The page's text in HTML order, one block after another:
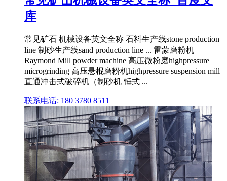
库
常见矿石 机械设备英文全称 石料生产线stone production
line 制砂生产线sand production line ... 雷蒙磨粉机
Raymond Mill powder machine 高压微粉磨highpressure
microgrinding 高压悬棍磨粉机highpressure suspension mill
直通冲击式破碎机（制砂机 锤式 ...
联系电话: 180 3780 8511